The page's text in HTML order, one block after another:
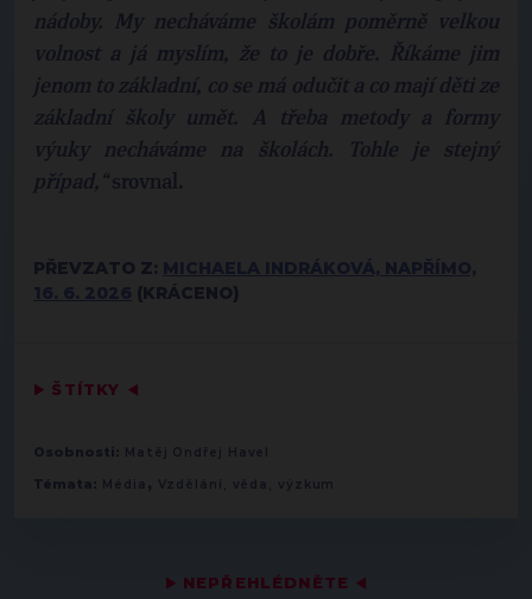
▶ NEPŘEHLÉDNĚTE ◀
nádoby. My necháváme školám poměrně velkou
volnost a já myslím, že to je dobře. Říkáme jim
jenom to základní, co se má odučit a co mají děti ze
základní školy umět. A třeba metody a formy
výuky necháváme na školách. Tohle je stejný
případ,“srovnal.
PŘEVZATO Z:
(KRÁCENO)
▶ ŠTÍTKY ◀
Osobnosti: Matěj Ondřej Havel
Témata: Média , Vzdělání, věda, výzkum